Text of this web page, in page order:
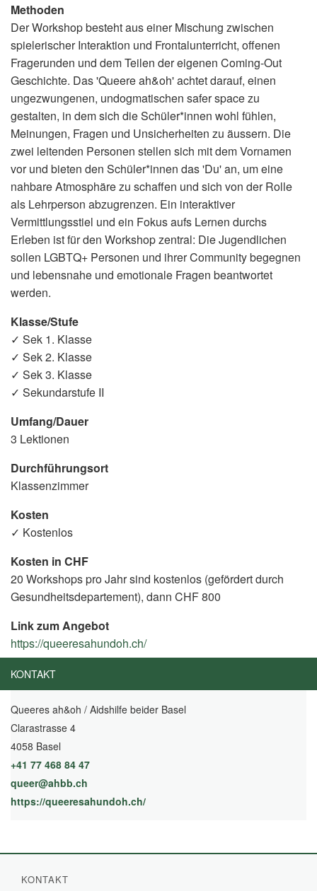
Methoden
Der Workshop besteht aus einer Mischung zwischen
spielerischer Interaktion und Frontalunterricht, offenen
Fragerunden und dem Teilen der eigenen Coming-Out
Geschichte. Das 'Queere ah&oh' achtet darauf, einen
ungezwungenen, undogmatischen safer space zu
gestalten, in dem sich die Schüler*innen wohl fühlen,
Meinungen, Fragen und Unsicherheiten zu äussern. Die
zwei leitenden Personen stellen sich mit dem Vornamen
vor und bieten den Schüler*innen das 'Du' an, um eine
nahbare Atmosphäre zu schaffen und sich von der Rolle
als Lehrperson abzugrenzen. Ein interaktiver
Vermittlungsstiel und ein Fokus aufs Lernen durchs
Erleben ist für den Workshop zentral: Die Jugendlichen
sollen LGBTQ+ Personen und ihrer Community begegnen
und lebensnahe und emotionale Fragen beantwortet
werden.
Klasse/Stufe
✓ Sek 1. Klasse
✓ Sek 2. Klasse
✓ Sek 3. Klasse
✓ Sekundarstufe II
Umfang/Dauer
3 Lektionen
Durchführungsort
Klassenzimmer
Kosten
✓ Kostenlos
Kosten in CHF
20 Workshops pro Jahr sind kostenlos (gefördert durch
Gesundheitsdepartement), dann CHF 800
Link zum Angebot
https://queeresahundoh.ch/
Link)
KONTAKT
Queeres ah&oh / Aidshilfe beider Basel
Clarastrasse 4
4058 Basel
+41 77 468 84 47
queer@ahbb.ch
https://queeresahundoh.ch/
KONTAKT